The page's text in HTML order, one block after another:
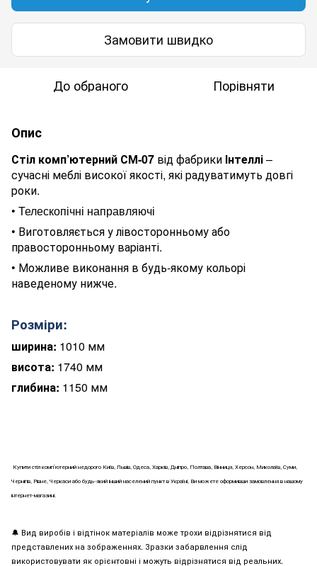
Замовити швидко
До обраного Порівняти
Опис
Стіл комп’ютерний СМ-07 від фабрики Інтеллі–
сучасні меблі високої якості, які радуватимуть довгі
роки.
• Телескопічні направляючі
• Виготовляється у лівосторонньому або
правосторонньому варіанті.
• Можливе виконання в будь-якому кольорі
наведеному нижче.
Розміри:
ширина: 1010 мм
висота: 1740 мм
глибина: 1150 мм
Купитистіл комп’ютернийнедорого Київ, Львів, Одеса, Харків, Дніпро, Полтава, Вінниця, Херсон, Миколаїв, Суми,
Чернігів, Рівне, Черкаси або будь-який інший населений пункт в Україні, Ви можете оформивши замовлення в нашому
інтернет-магазині.
🔔 Вид виробів і відтінок матеріалів може трохи відрізнятися від
представлених на зображеннях. Зразки забарвлення слід
використовувати як орієнтовні і можуть відрізнятися від реальних.